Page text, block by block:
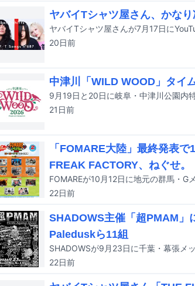
ヤバイTシャツ屋さん、かな
20日前
中津川「WILD WOOD」タイ
21日前
「FOMARE大陸」最終発表
FREAK FACTORY、ねぐせ。
22日前
SHADOWS主催「超PMAM」
Paleduskら11組
22日前